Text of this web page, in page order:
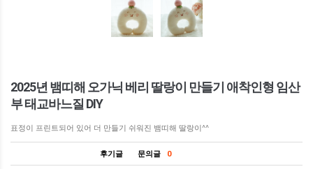
2025년 뱀띠해 오가닉 베리 딸랑이 만들기 애착인형 임산
부 태교바느질 DIY
표정이 프린트되어 있어 더 만들기 쉬워진 뱀띠해 딸랑이^^
후기글 문의글 0